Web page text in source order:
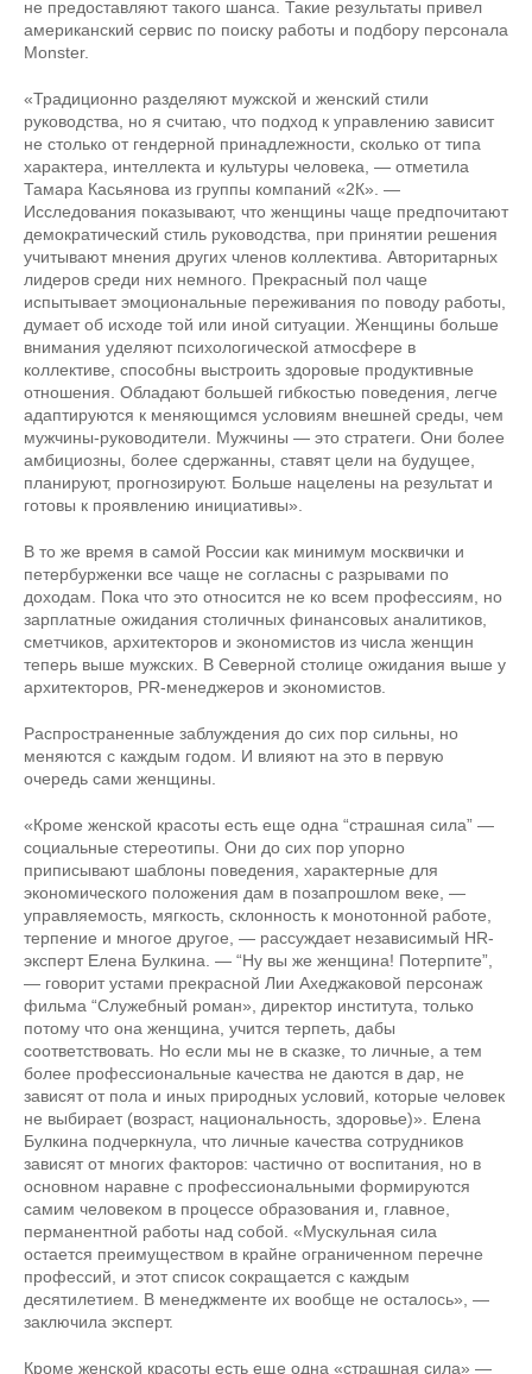
не предоставляют такого шанса. Такие результаты привел
американский сервис по поиску работы и подбору персонала
Monster.
«Традиционно разделяют мужской и женский стили
руководства, но я считаю, что подход к управлению зависит
не столько от гендерной принадлежности, сколько от типа
характера, интеллекта и культуры человека, — отметила
Тамара Касьянова из группы компаний «2К». —
Исследования показывают, что женщины чаще предпочитают
демократический стиль руководства, при принятии решения
учитывают мнения других членов коллектива. Авторитарных
лидеров среди них немного. Прекрасный пол чаще
испытывает эмоциональные переживания по поводу работы,
думает об исходе той или иной ситуации. Женщины больше
внимания уделяют психологической атмосфере в
коллективе, способны выстроить здоровые продуктивные
отношения. Обладают большей гибкостью поведения, легче
адаптируются к меняющимся условиям внешней среды, чем
мужчины-руководители. Мужчины — это стратеги. Они более
амбициозны, более сдержанны, ставят цели на будущее,
планируют, прогнозируют. Больше нацелены на результат и
готовы к проявлению инициативы».
В то же время в самой России как минимум москвички и
петербурженки все чаще не согласны с разрывами по
доходам. Пока что это относится не ко всем профессиям, но
зарплатные ожидания столичных финансовых аналитиков,
сметчиков, архитекторов и экономистов из числа женщин
теперь выше мужских. В Северной столице ожидания выше у
архитекторов, PR-менеджеров и экономистов.
Распространенные заблуждения до сих пор сильны, но
меняются с каждым годом. И влияют на это в первую
очередь сами женщины.
«Кроме женской красоты есть еще одна “страшная сила” —
социальные стереотипы. Они до сих пор упорно
приписывают шаблоны поведения, характерные для
экономического положения дам в позапрошлом веке, —
управляемость, мягкость, склонность к монотонной работе,
терпение и многое другое, — рассуждает независимый HR-
эксперт Елена Булкина. — “Ну вы же женщина! Потерпите”,
— говорит устами прекрасной Лии Ахеджаковой персонаж
фильма “Служебный роман», директор института, только
потому что она женщина, учится терпеть, дабы
соответствовать. Но если мы не в сказке, то личные, а тем
более профессиональные качества не даются в дар, не
зависят от пола и иных природных условий, которые человек
не выбирает (возраст, национальность, здоровье)». Елена
Булкина подчеркнула, что личные качества сотрудников
зависят от многих факторов: частично от воспитания, но в
основном наравне с профессиональными формируются
самим человеком в процессе образования и, главное,
перманентной работы над собой. «Мускульная сила
остается преимуществом в крайне ограниченном перечне
профессий, и этот список сокращается с каждым
десятилетием. В менеджменте их вообще не осталось», —
заключила эксперт.
Кроме женской красоты есть еще одна «страшная сила» —